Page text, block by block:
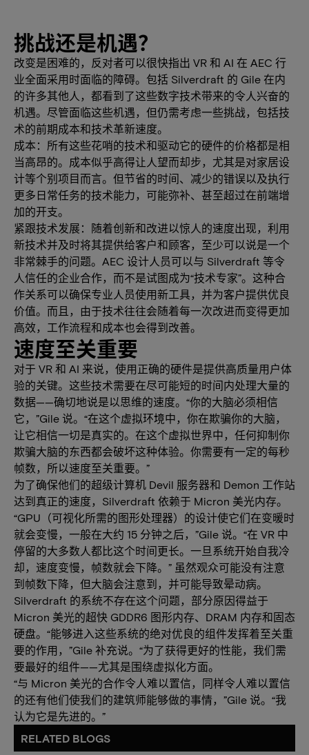
挑战还是机遇？
改变是困难的，反对者可以很快指出 VR 和 AI 在 AEC 行
业全面采用时面临的障碍。包括 Silverdraft 的 Gile 在内
的许多其他人，都看到了这些数字技术带来的令人兴奋的
机遇。尽管面临这些机遇，但仍需考虑一些挑战，包括技
术的前期成本和技术革新速度。
成本：所有这些花哨的技术和驱动它的硬件的价格都是相
当高昂的。成本似乎高得让人望而却步，尤其是对家居设
计等个别项目而言。但节省的时间、减少的错误以及执行
更多日常任务的技术能力，可能弥补、甚至超过在前端增
加的开支。
紧跟技术发展：随着创新和改进以惊人的速度出现，利用
新技术并及时将其提供给客户和顾客，至少可以说是一个
非常棘手的问题。AEC 设计人员可以与 Silverdraft 等令
人信任的企业合作，而不是试图成为“技术专家”。这种合
作关系可以确保专业人员使用新工具，并为客户提供优良
价值。而且，由于技术往往会随着每一次改进而变得更加
高效，工作流程和成本也会得到改善。
速度至关重要
对于 VR 和 AI 来说，使用正确的硬件是提供高质量用户体
验的关键。这些技术需要在尽可能短的时间内处理大量的
数据——确切地说是以思维的速度。“你的大脑必须相信
它，”Gile 说。“在这个虚拟环境中，你在欺骗你的大脑，
让它相信一切是真实的。在这个虚拟世界中，任何抑制你
欺骗大脑的东西都会破坏这种体验。你需要有一定的每秒
帧数，所以速度至关重要。”
为了确保他们的超级计算机 Devil 服务器和 Demon 工作站
达到真正的速度，Silverdraft 依赖于 Micron 美光内存。
“GPU（可视化所需的图形处理器）的设计使它们在变暖时
就会变慢，一般在大约 15 分钟之后，”Gile 说。“在 VR 中
停留的大多数人都比这个时间更长。一旦系统开始自我冷
却，速度变慢，帧数就会下降。” 虽然观众可能没有注意
到帧数下降，但大脑会注意到，并可能导致晕动病。
Silverdraft 的系统不存在这个问题，部分原因得益于
Micron 美光的超快 GDDR6 图形内存、DRAM 内存和固态
硬盘。“能够进入这些系统的绝对优良的组件发挥着至关重
要的作用，”Gile 补充说。“为了获得更好的性能，我们需
要最好的组件——尤其是围绕虚拟化方面。
“与 Micron 美光的合作令人难以置信，同样令人难以置信
的还有他们使我们的建筑师能够做的事情，”Gile 说。“我
认为它是先进的。”
RELATED BLOGS